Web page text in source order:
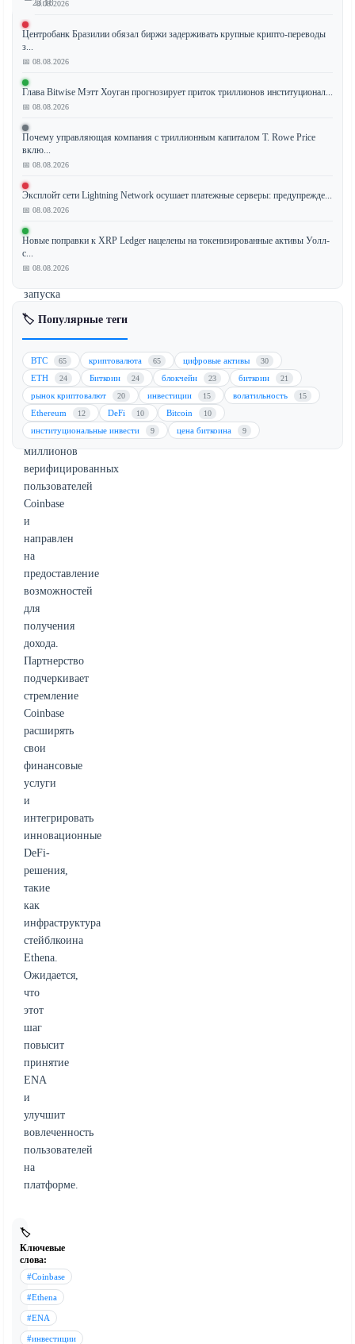
23:18
Криптовалютная
биржа
Coinbase
о
стратегических
в
проект
Ethena
(ENA)
в
запуска
нового
сберегательного
Этот
продукт
предназначен
для
100
миллионов
верифицированных
пользователей
Coinbase
и
направлен
на
предоставление
возможностей
для
получения
дохода.
Партнерство
подчеркивает
стремление
Coinbase
расширять
свои
финансовые
услуги
и
интегрировать
инновационные
DeFi-
решения,
такие
как
инфраструктура
стейблкоина
Ethena.
Ожидается,
что
этот
шаг
повысит
принятие
ENA
и
улучшит
вовлеченность
пользователей
на
платформе.
🏷️
Ключевые
слова:
#Coinbase
#Ethena
#ENA
#инвестиции
📅 08.08.2026
Центробанк Бразилии обязал биржи задерживать крупные крипто-переводы
з...
📅 08.08.2026
Глава Bitwise Мэтт Хоуган прогнозирует приток триллионов институционал...
📅 08.08.2026
Почему управляющая компания с триллионным капиталом T. Rowe Price
вклю...
📅 08.08.2026
Эксплойт сети Lightning Network осушает платежные серверы: предупрежде...
📅 08.08.2026
Новые поправки к XRP Ledger нацелены на токенизированные активы Уолл-
с...
📅 08.08.2026
🏷️ Популярные теги
BTC 65 криптовалюта 65 цифровые активы 30
ETH 24 Биткоин 24 блокчейн 23 биткоин 21
рынок криптовалют 20 инвестиции 15 волатильность 15
Ethereum 12 DeFi 10 Bitcoin 10
институциональные инвести 9 цена биткоина 9